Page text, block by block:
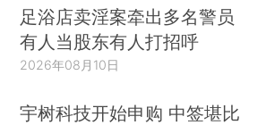
足浴店卖淫案牵出多名警员
有人当股东有人打招呼
2026年08月10日
宇树科技开始申购 中签堪比